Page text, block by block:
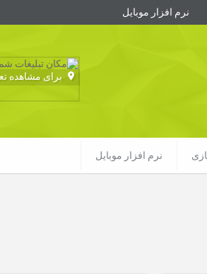
نرم افزار موبایل
برای مشاهده
نرم افزار موبایل